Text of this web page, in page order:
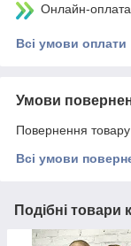
Онлайн-
Всі умови оплати
Умови
Повернення
Всі умови
Подібні товари